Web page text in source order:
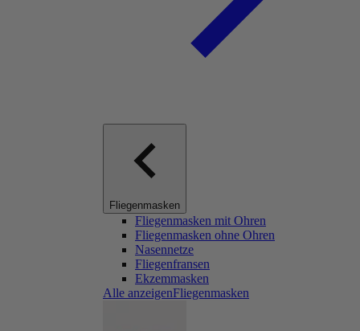
Fliegenmasken
Fliegenmasken mit Ohren
Fliegenmasken ohne Ohren
Nasennetze
Fliegenfransen
Ekzemmasken
Alle anzeigenFliegenmasken